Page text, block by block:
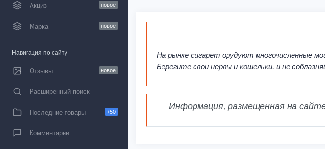
Акциз новое
Марка новое
Навигация по сайту
Отзывы новое
Расширенный поиск
Последние товары +50
Комментарии
На рынке сигарет орудуют многочисленные
Берегите свои нервы и кошельки, и не
Информация, размещенная на